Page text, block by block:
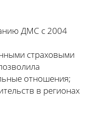
ДМС с 2004
страховыми
отношения;
в регионах